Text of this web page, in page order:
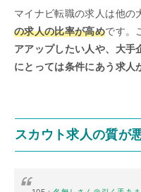
マイナビ転職の求人は他の
の求人の比率が高めです。
アアップしたい人や、大手
にとっては条件にあう求人
スカウト求人の質が